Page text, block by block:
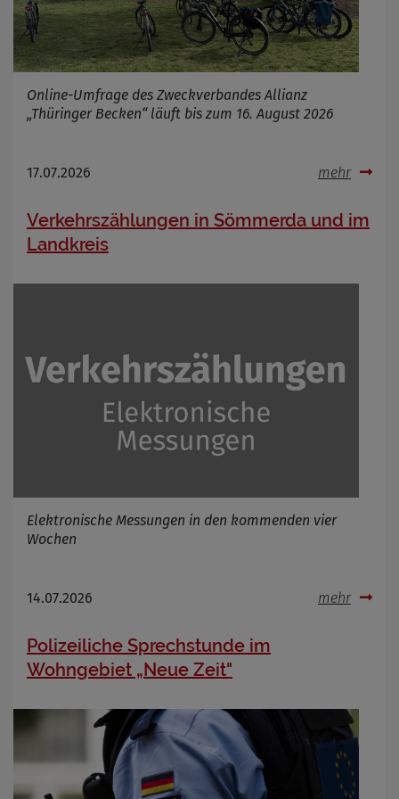
Online-Umfrage des Zweckverbandes Allianz
„Thüringer Becken“ läuft bis zum 16. August 2026
17.07.2026 mehr
Verkehrszählungen in Sömmerda und im
Landkreis
Elektronische Messungen in den kommenden vier
Wochen
14.07.2026 mehr
Polizeiliche Sprechstunde im
Wohngebiet „Neue Zeit"
Cookie Laufzeit
Name
Cookies die bei der Verwendung von
OpenWeatherAPI gesetzt werden